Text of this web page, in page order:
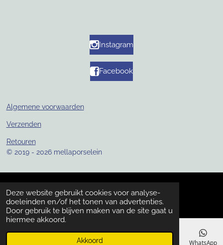
Deze website gebruikt cookies voor analyse-
doeleinden en/of het tonen van advertenties.
Door gebruik te blijven maken van de site gaat u
hiermee akkoord.
Akkoord
Instagram
Facebook
Algemene voorwaarden
Verzenden
Retouren
© 2019 - 2026 mellaporselein
Telefoonnummer WhatsApp